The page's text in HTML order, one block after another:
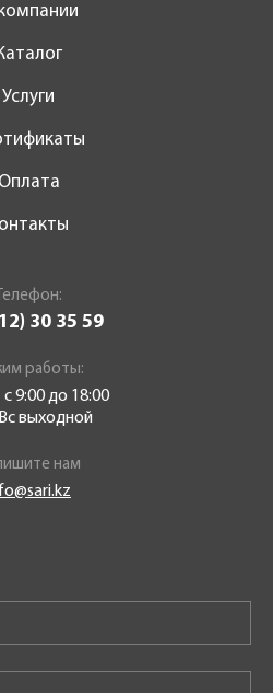
Услуги
Оплата
Телефон:
30 35 59
работы:
9:00 до 18:00
выходной
нам